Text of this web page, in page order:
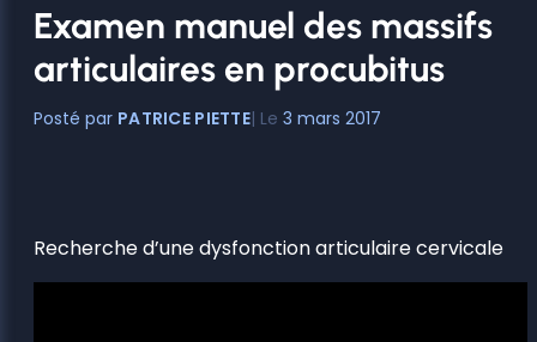
Examen manuel des massifs
articulaires en procubitus
PATRICE PIETTE 3 mars 2017
Recherche d’une dysfonction articulaire cervicale